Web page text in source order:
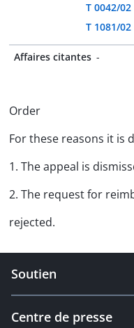
T 0042/02
T 1081/02
Affaires citantes -
Order
For these reasons it is
1. The appeal is
2. The request for
rejected.
Soutien
Centre de presse